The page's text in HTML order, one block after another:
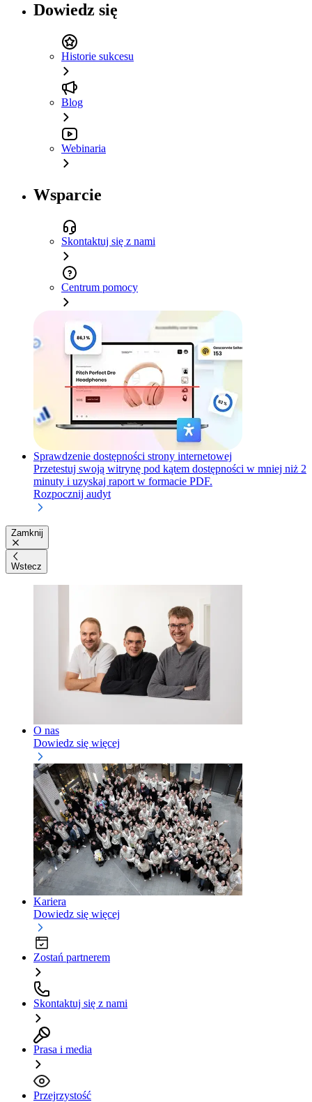
Dowiedz się
Historie sukcesu
Blog
Webinaria
Wsparcie
Skontaktuj się z nami
Centrum pomocy
Sprawdzenie dostępności strony internetowej
Przetestuj swoją witrynę pod kątem dostępności w mniej niż 2
minuty i uzyskaj raport w formacie PDF.
Rozpocznij audyt
Zamknij
Wstecz
O nas
Dowiedz się więcej
Kariera
Dowiedz się więcej
Zostań partnerem
Skontaktuj się z nami
Prasa i media
Przejrzystość